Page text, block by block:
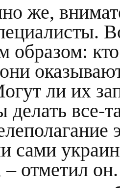
же,
ли их
делать все-
сами
отметил он.